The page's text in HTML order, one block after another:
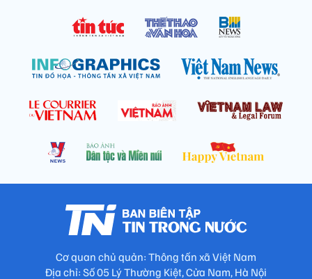
Cơ quan chủ quản: Thông tấn xã Việt Nam
Địa chỉ: Số 05 Lý Thường Kiệt, Cửa Nam, Hà Nội